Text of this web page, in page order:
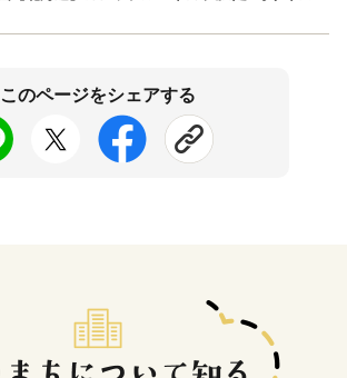
このページをシェアする